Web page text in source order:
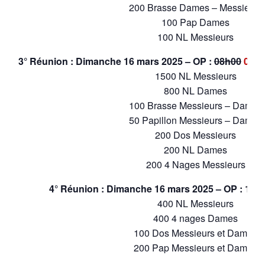
200 Brasse Dames – Messieurs
100 Pap Dames
100 NL Messieurs
3° Réunion : Dimanche 16 mars 2025 – OP :08h00
1500 NL Messieurs
800 NL Dames
100 Brasse Messieurs – Dames
50 Papillon Messieurs – Dames
200 Dos Messieurs
200 NL Dames
200 4 Nages Messieurs
4° Réunion : Dimanche 16 mars 2025 – OP :
400 NL Messieurs
400 4 nages Dames
100 Dos Messieurs et Dames
200 Pap Messieurs et Dames